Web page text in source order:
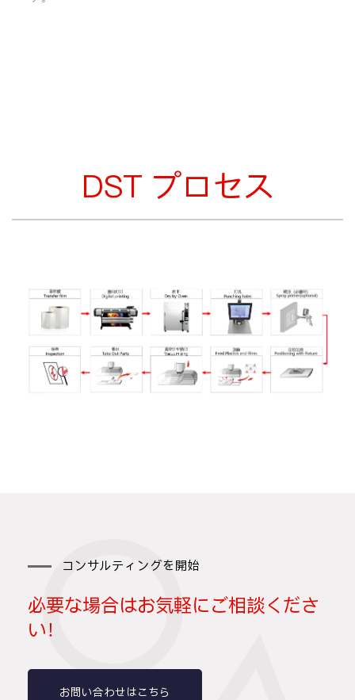
DST プロセス
コンサルティングを開始
必要な場合はお気軽にご相談くださ
い！
お問い合わせはこちら